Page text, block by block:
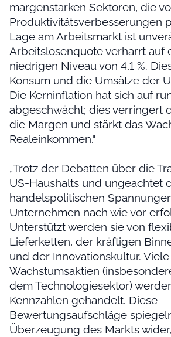
margenstarken Sektoren, die
Produktivitätsverbesserungen
Lage am Arbeitsmarkt ist
Arbeitslosenquote verharrt auf
niedrigen Niveau von 4,1 %.
Konsum und die Umsätze der
Die Kerninflation hat sich auf
abgeschwächt; dies verringert
die Margen und stärkt das
Realeinkommen."
„Trotz der Debatten über die
US-Haushalts und ungeachtet
handelspolitischen
Unternehmen nach wie vor
Unterstützt werden sie von
Lieferketten, der kräftigen
und der Innovationskultur.
Wachstumsaktien
dem Technologiesektor)
Kennzahlen gehandelt. Diese
Bewertungsaufschläge
Überzeugung des Markts